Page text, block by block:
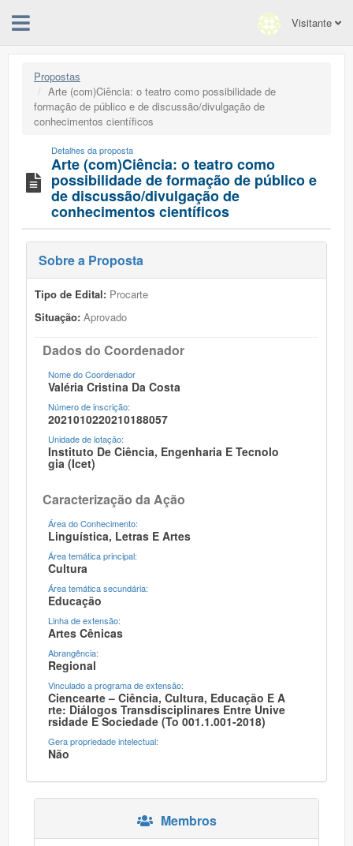
Visitante
Propostas
Arte (com)Ciência: o teatro como possibilidade de
formação de público e de discussão/divulgação de
conhecimentos científicos
Detalhes da proposta
Arte (com)Ciência: o teatro como
possibilidade de formação de público e
de discussão/divulgação de
conhecimentos científicos
Sobre a Proposta
Tipo de Edital: Procarte
Situação: Aprovado
Dados do Coordenador
Nome do Coordenador
Valéria Cristina Da Costa
Número de inscrição:
2021010220210188057
Unidade de lotação:
Instituto De Ciência, Engenharia E Tecnolo
Gia (icet)
Caracterização da Ação
Área do Conhecimento:
Linguística, Letras E Artes
Área temática principal:
Cultura
Área temática secundária:
Educação
Linha de extensão:
Artes Cênicas
Abrangência:
Regional
Vinculado a programa de extensão:
Ciencearte – Ciência, Cultura, Educação E A
Rte: Diálogos Transdisciplinares Entre Unive
Rsidade E Sociedade (to 001.1.001-2018)
Gera propriedade intelectual:
Não
Membros